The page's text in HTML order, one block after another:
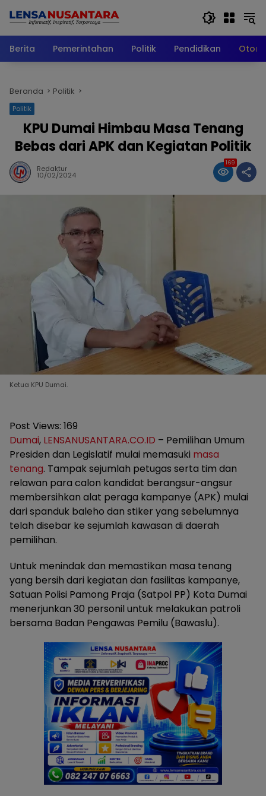
Berita
Pemerintahan Politik Pendidikan
Beranda Politik
Politik
KPU Dumai Himbau Masa Tenang
Bebas dari APK dan Kegiatan Politik
Redaktur
10/02/2024
169
Ketua KPU Dumai.
Post Views: 169
Dumai, LENSANUSANTARA.CO.ID – Pemilihan Umum
Presiden dan Legislatif mulai memasuki masa
tenang. Tampak sejumlah petugas serta tim dan
relawan para calon kandidat berangsur-angsur
membersihkan alat peraga kampanye (APK) mulai
dari spanduk baleho dan stiker yang sebelumnya
telah disebar ke sejumlah kawasan di daerah
pemilihan.
Untuk menindak dan memastikan masa tenang
yang bersih dari kegiatan dan fasilitas kampanye,
Satuan Polisi Pamong Praja (Satpol PP) Kota Dumai
menerjunkan 30 personil untuk melakukan patroli
bersama Badan Pengawas Pemilu (Bawaslu).